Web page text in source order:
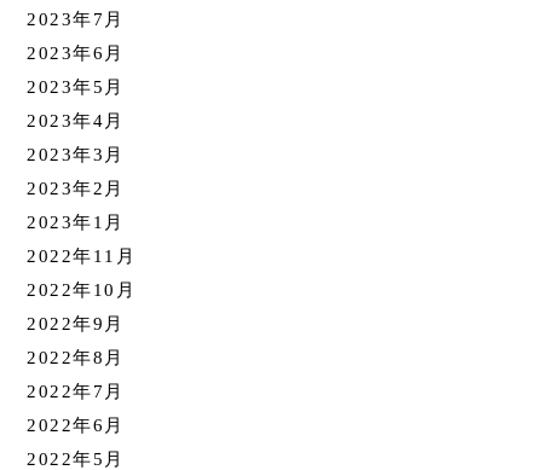
2023年7月
2023年6月
2023年5月
2023年4月
2023年3月
2023年2月
2023年1月
2022年11月
2022年10月
2022年9月
2022年8月
2022年7月
2022年6月
2022年5月